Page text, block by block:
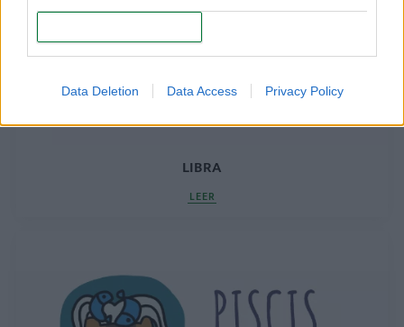
Data Deletion Data Access Privacy Policy
LIBRA
LEER